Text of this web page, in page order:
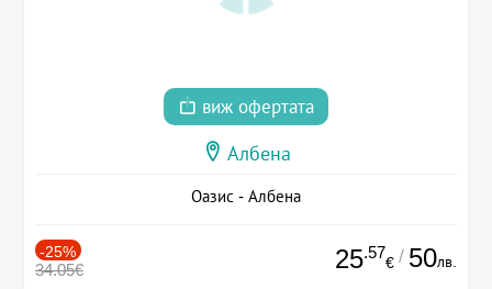
виж офертата
Албена
Оазис - Албена
-25%
34.05€ 25.57
€ / 50лв.